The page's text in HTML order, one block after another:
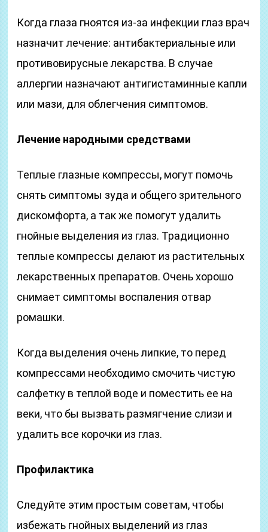
Когда глаза гноятся из-за инфекции глаз врач
назначит лечение: антибактериальные или
противовирусные лекарства. В случае
аллергии назначают антигистаминные капли
или мази, для облегчения симптомов.
Лечение народными средствами
Теплые глазные компрессы, могут помочь
снять симптомы зуда и общего зрительного
дискомфорта, а так же помогут удалить
гнойные выделения из глаз. Традиционно
теплые компрессы делают из растительных
лекарственных препаратов. Очень хорошо
снимает симптомы воспаления отвар
ромашки.
Когда выделения очень липкие, то перед
компрессами необходимо смочить чистую
салфетку в теплой воде и поместить ее на
веки, что бы вызвать размягчение слизи и
удалить все корочки из глаз.
Профилактика
Следуйте этим простым советам, чтобы
избежать гнойных выделений из глаз